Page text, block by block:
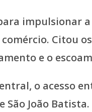
impulsionar a
Citou
e o
o acesso
João Batista.